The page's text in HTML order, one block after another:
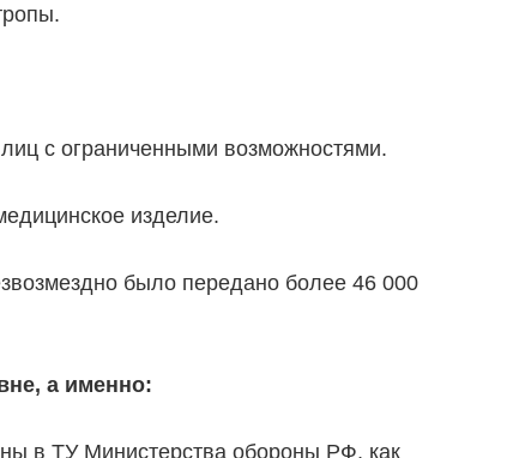
с ограниченными возможностями.
изделие.
было передано более 46 000
а именно:
в ТУ Министерства обороны РФ, как